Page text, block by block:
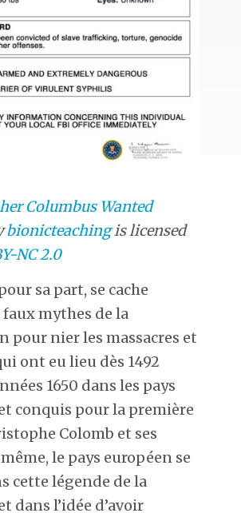
Columbus Wanted
bionicteachingis licensed
NC 2.0
sa part, se cache
mythes de la
pour nier les massacres et
ont eu lieu dès 1492
1650 dans les pays
conquis pour la première
Colomb et ses
le pays européen se
cette légende de la
dans l’idée d’avoir